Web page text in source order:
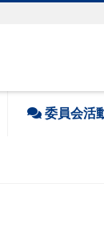
委員会活